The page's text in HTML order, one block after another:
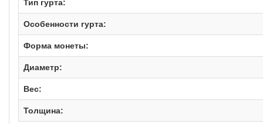
Тип гурта:
Особенности гурта:
Форма монеты:
Диаметр:
Вес:
Толщина: